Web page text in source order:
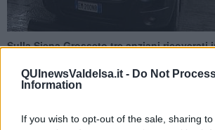
QUInewsValdelsa.it - Do Not
Information
If you wish to opt-out of the sale, sharing
Sulla Siena Grosseto tre anziani ricoverati